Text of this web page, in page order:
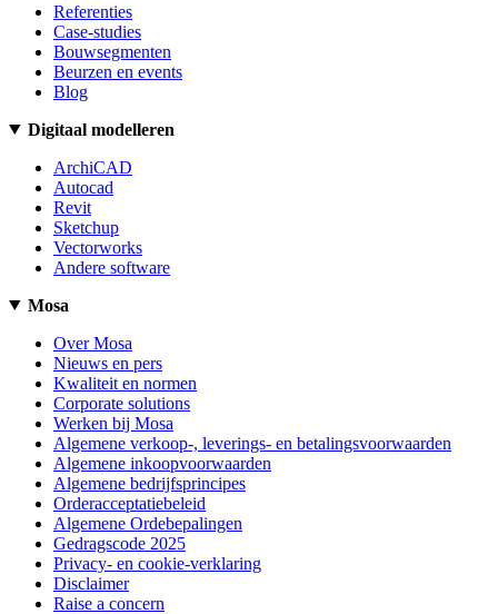
Referenties
Case-studies
Bouwsegmenten
Beurzen en events
Blog
Digitaal modelleren
ArchiCAD
Autocad
Revit
Sketchup
Vectorworks
Andere software
Mosa
Over Mosa
Nieuws en pers
Kwaliteit en normen
Corporate solutions
Werken bij Mosa
Algemene verkoop-, leverings- en betalingsvoorwaarden
Algemene inkoopvoorwaarden
Algemene bedrijfsprincipes
Orderacceptatiebeleid
Algemene Ordebepalingen
Gedragscode 2025
Privacy- en cookie-verklaring
Disclaimer
Raise a concern